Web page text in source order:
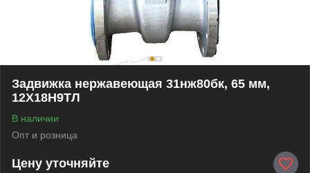
Задвижка нержавеющая 31нж80бк, 65 мм,
12Х18Н9ТЛ
В наличии
Опт и розница
Цену уточняйте